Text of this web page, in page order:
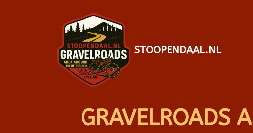
STOOPENDAAL.NL
GRAVELROADS